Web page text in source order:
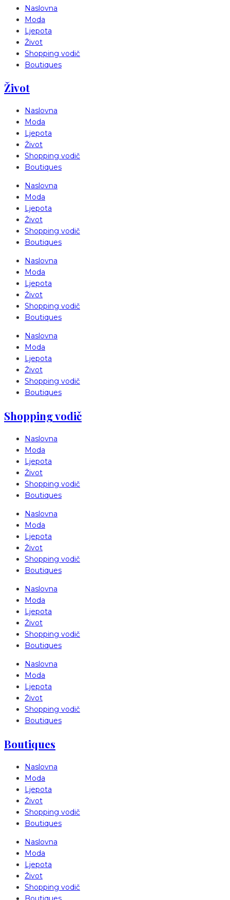
Naslovna
Moda
Ljepota
Život
Shopping vodič
Boutiques
Život
Naslovna
Moda
Ljepota
Život
Shopping vodič
Boutiques
Naslovna
Moda
Ljepota
Život
Shopping vodič
Boutiques
Naslovna
Moda
Ljepota
Život
Shopping vodič
Boutiques
Naslovna
Moda
Ljepota
Život
Shopping vodič
Boutiques
Shopping vodič
Naslovna
Moda
Ljepota
Život
Shopping vodič
Boutiques
Naslovna
Moda
Ljepota
Život
Shopping vodič
Boutiques
Naslovna
Moda
Ljepota
Život
Shopping vodič
Boutiques
Naslovna
Moda
Ljepota
Život
Shopping vodič
Boutiques
Boutiques
Naslovna
Moda
Ljepota
Život
Shopping vodič
Boutiques
Naslovna
Moda
Ljepota
Život
Shopping vodič